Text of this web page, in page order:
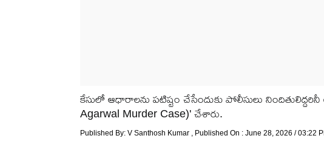
కేసులో ఆధారాలను పటిష్టం చేసేందుకు పోలీసులు
Agarwal Murder Case)' చేశారు.
Published By: V Santhosh Kumar , Published On : June 28, 2026 / 03:22